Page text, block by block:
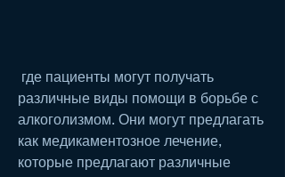
различные виды помощи в борьбе с
алкоголизмом. Они могут предлагать
как медикаментозное лечение,
которые предлагают различные